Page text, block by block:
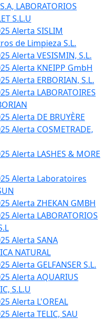
LABORATORIOS
S.L.U
Alerta SISLIM
de Limpieza S.L.
Alerta VESISMIN, S.L.
Alerta KNEIPP GmbH
Alerta ERBORIAN, S.L.
Alerta LABORATOIRES
Alerta DE BRUYÈRE
Alerta COSMETRADE,
Alerta LASHES & MORE
Alerta Laboratoires
Alerta ZHEKAN GMBH
Alerta LABORATORIOS
Alerta SANA
NATURAL
Alerta GELFANSER S.L.
Alerta AQUARIUS
S.L.U
Alerta L'OREAL
Alerta TELIC, SAU